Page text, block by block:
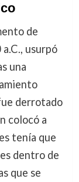
de
usurpó
una
derrotado
colocó a
tenía que
dentro de
que se